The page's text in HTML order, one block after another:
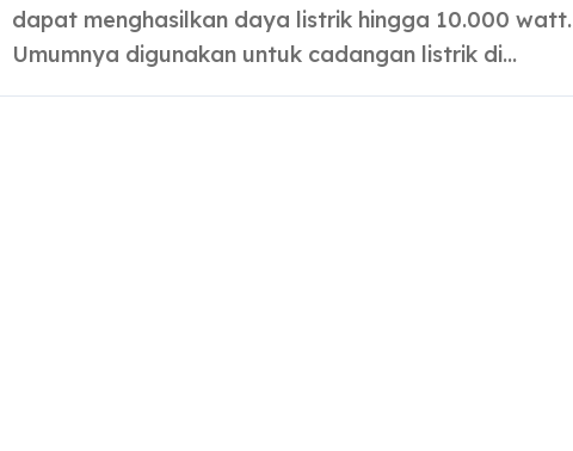
dapat menghasilkan daya listrik hingga 10.000 watt.
Umumnya digunakan untuk cadangan listrik di…